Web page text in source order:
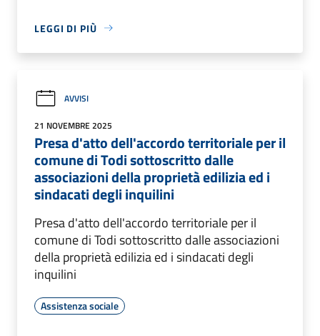
LEGGI DI PIÙ
AVVISI
21 NOVEMBRE 2025
Presa d'atto dell'accordo territoriale per il
comune di Todi sottoscritto dalle
associazioni della proprietà edilizia ed i
sindacati degli inquilini
Presa d'atto dell'accordo territoriale per il
comune di Todi sottoscritto dalle associazioni
della proprietà edilizia ed i sindacati degli
inquilini
Assistenza sociale